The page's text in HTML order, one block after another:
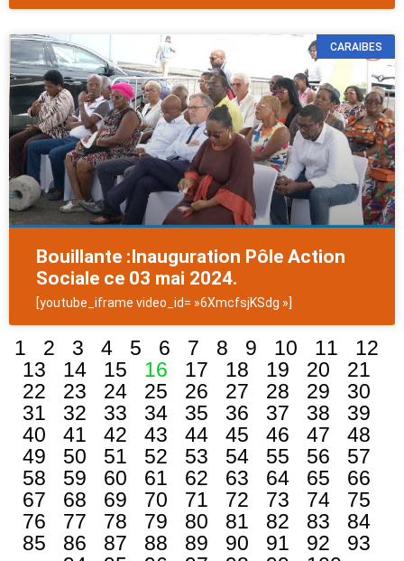
CARAIBES
Bouillante :Inauguration Pôle Action
Sociale ce 03 mai 2024.
[youtube_iframe video_id= »6XmcfsjKSdg »]
1 2 3 4 5 6 7 8 9 10 11
12
13
14 15 16 17 18 19 20
21
22
23 24 25 26 27 28 29
30
31
32 33 34 35 36 37 38
39
40
41 42 43 44 45 46 47
48
49
50 51 52 53 54 55 56
57
58
59 60 61 62 63 64 65
66
67
68 69 70 71 72 73 74
75
76
77 78 79 80 81 82 83
84
85
86 87 88 89 90 91 92
93